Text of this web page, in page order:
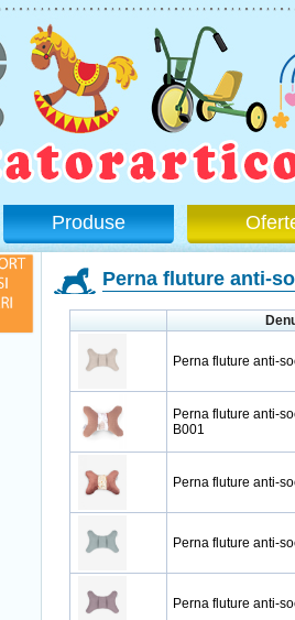
Produse
Perna fluture anti-
Perna fluture anti-
Perna fluture anti-
B001
Perna fluture anti-
Perna fluture anti-
Perna fluture anti-